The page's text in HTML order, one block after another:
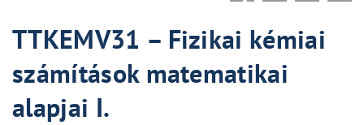
TTKEMV31 – Fizikai kémiai
számítások matematikai
alapjai I.